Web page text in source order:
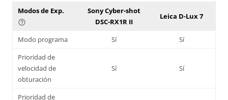
Modos de Exp.
help_outline
Sony Cyber-shot
DSC-RX1R II
Leica D-Lux 7
Modo programa Sí
Sí
Prioridad de
velocidad de
obturación
Sí Sí
Prioridad de